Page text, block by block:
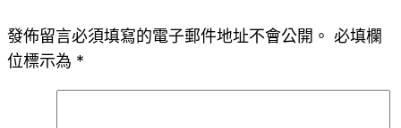
發佈留言必須填寫的電子郵件地址不會公開。 必填欄
位標示為 *